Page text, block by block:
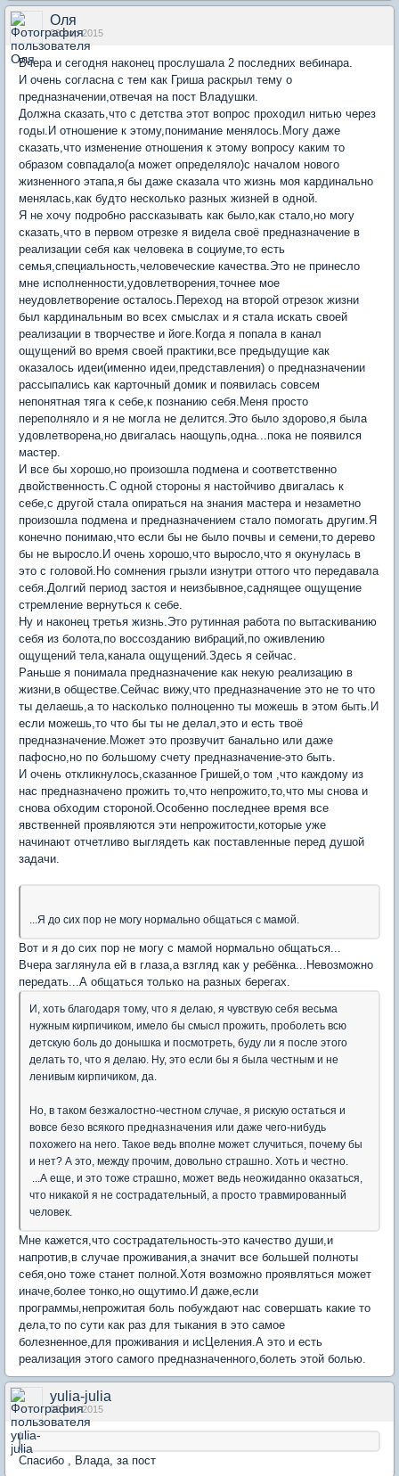
Оля
08 апр 2015
Вчера и сегодня наконец прослушала 2 последних вебинара.
И очень согласна с тем как Гриша раскрыл тему о
предназначении,отвечая на пост Владушки.
Должна сказать,что с детства этот вопрос проходил нитью через
годы.И отношение к этому,понимание менялось.Могу даже
сказать,что изменение отношения к этому вопросу каким то
образом совпадало(а может определяло)с началом нового
жизненного этапа,я бы даже сказала что жизнь моя кардинально
менялась,как будто несколько разных жизней в одной.
Я не хочу подробно рассказывать как было,как стало,но могу
сказать,что в первом отрезке я видела своё предназначение в
реализации себя как человека в социуме,то есть
семья,специальность,человеческие качества.Это не принесло
мне исполненности,удовлетворения,точнее мое
неудовлетворение осталось.Переход на второй отрезок жизни
был кардинальным во всех смыслах и я стала искать своей
реализации в творчестве и йоге.Когда я попала в канал
ощущений во время своей практики,все предыдущие как
оказалось идеи(именно идеи,представления) о предназначении
рассыпались как карточный домик и появилась совсем
непонятная тяга к себе,к познанию себя.Меня просто
переполняло и я не могла не делится.Это было здорово,я была
удовлетворена,но двигалась наощупь,одна...пока не появился
мастер.
И все бы хорошо,но произошла подмена и соответственно
двойственность.С одной стороны я настойчиво двигалась к
себе,с другой стала опираться на знания мастера и незаметно
произошла подмена и предназначением стало помогать другим.Я
конечно понимаю,что если бы не было почвы и семени,то дерево
бы не выросло.И очень хорошо,что выросло,что я окунулась в
это с головой.Но сомнения грызли изнутри оттого что передавала
себя.Долгий период застоя и неизбывное,саднящее ощущение
стремление вернуться к себе.
Ну и наконец третья жизнь.Это рутинная работа по вытаскиванию
себя из болота,по воссозданию вибраций,по оживлению
ощущений тела,канала ощущений.Здесь я сейчас.
Раньше я понимала предназначение как некую реализацию в
жизни,в обществе.Сейчас вижу,что предназначение это не то что
ты делаешь,а то насколько полноценно ты можешь в этом быть.И
если можешь,то что бы ты не делал,это и есть твоё
предназначение.Может это прозвучит банально или даже
пафосно,но по большому счету предназначение-это быть.
И очень откликнулось,сказанное Гришей,о том ,что каждому из
нас предназначено прожить то,что непрожито,то,что мы снова и
снова обходим стороной.Особенно последнее время все
явственней проявляются эти непрожитости,которые уже
начинают отчетливо выглядеть как поставленные перед душой
задачи.
...Я до сих пор не могу нормально общаться с мамой.
Вот и я до сих пор не могу с мамой нормально общаться...
Вчера заглянула ей в глаза,а взгляд как у ребёнка...Невозможно
передать...А общаться только на разных берегах.
И, хоть благодаря тому, что я делаю, я чувствую себя весьма
нужным кирпичиком, имело бы смысл прожить, проболеть всю
детскую боль до донышка и посмотреть, буду ли я после этого
делать то, что я делаю. Ну, это если бы я была честным и не
ленивым кирпичиком, да.
Но, в таком безжалостно-честном случае, я рискую остаться и
вовсе безо всякого предназначения или даже чего-нибудь
похожего на него. Такое ведь вполне может случиться, почему бы
и нет? А это, между прочим, довольно страшно. Хоть и честно.
...А еще, и это тоже страшно, может ведь неожиданно оказаться,
что никакой я не сострадательный, а просто травмированный
человек.
Мне кажется,что сострадательность-это качество души,и
напротив,в случае проживания,а значит все большей полноты
себя,оно тоже станет полной.Хотя возможно проявляться может
иначе,более тонко,но ощутимо.И даже,если
программы,непрожитая боль побуждают нас совершать какие то
дела,то по сути как раз для тыкания в это самое
болезненное,для проживания и исЦеления.А это и есть
реализация этого самого предназначенного,болеть этой болью.
yulia-julia
09 апр 2015
Спасибо , Влада, за пост